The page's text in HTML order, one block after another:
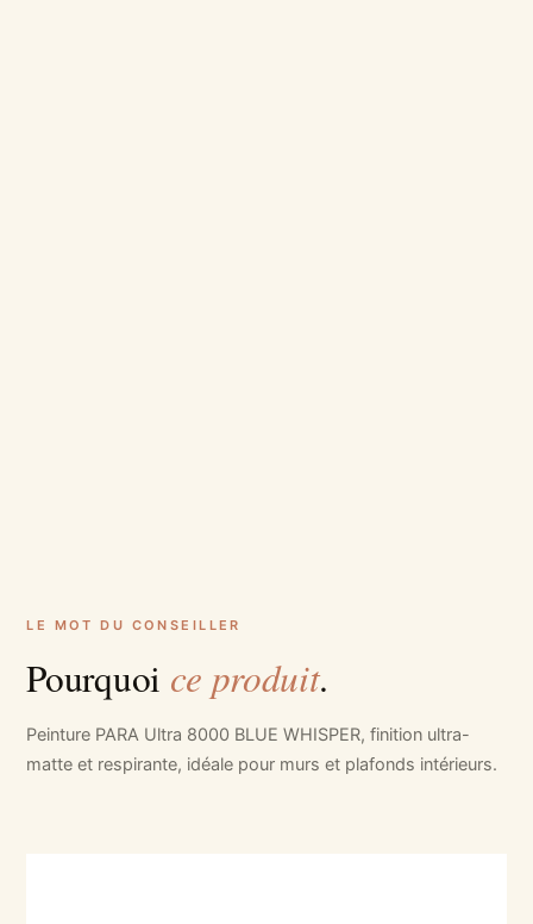
LE MOT DU CONSEILLER
Pourquoi ce produit.
Peinture PARA Ultra 8000 BLUE WHISPER, finition ultra-
matte et respirante, idéale pour murs et plafonds intérieurs.